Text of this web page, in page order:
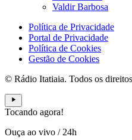
Valdir Barbosa
Política de Privacidade
Portal de Privacidade
Política de Cookies
Gestão de Cookies
© Rádio Itatiaia. Todos os
Tocando agora!
Ouça ao vivo / 24h